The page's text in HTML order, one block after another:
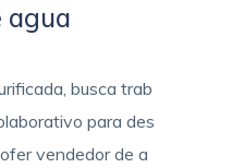
agua
busca trab
para des
vendedor de a